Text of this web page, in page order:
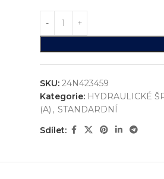
SKU: 24N423459
Kategorie: HYDRAULICKÉ
(A) , STANDARDNÍ
Sdílet: